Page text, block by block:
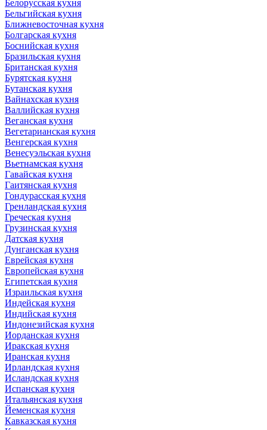
Белорусская кухня
Бельгийская кухня
Ближневосточная кухня
Болгарская кухня
Боснийская кухня
Бразильская кухня
Британская кухня
Бурятская кухня
Бутанская кухня
Вайнахская кухня
Валлийская кухня
Веганская кухня
Вегетарианская кухня
Венгерская кухня
Венесуэльская кухня
Вьетнамская кухня
Гавайская кухня
Гаитянская кухня
Гондурасская кухня
Гренландская кухня
Греческая кухня
Грузинская кухня
Датская кухня
Дунганская кухня
Еврейская кухня
Европейская кухня
Египетская кухня
Израильская кухня
Индейская кухня
Индийская кухня
Индонезийская кухня
Иорданская кухня
Иракская кухня
Иранская кухня
Ирландская кухня
Исландская кухня
Испанская кухня
Итальянская кухня
Йеменская кухня
Кавказская кухня